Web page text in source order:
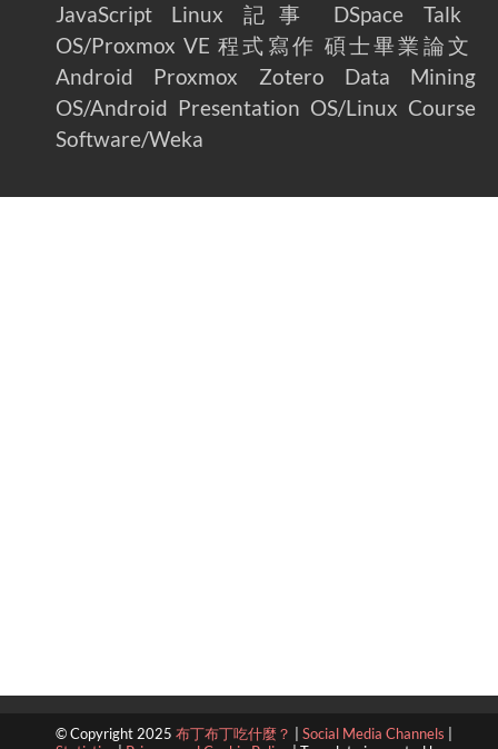
JavaScript
Linux 記事 DSpace
Talk
OS/Proxmox VE 程式寫作 碩士畢業論文
Android
Proxmox Zotero
Data Mining
OS/Android Presentation OS/Linux Course
Software/Weka
© Copyright 2025 布丁布丁吃什麼？ Social Media Channels